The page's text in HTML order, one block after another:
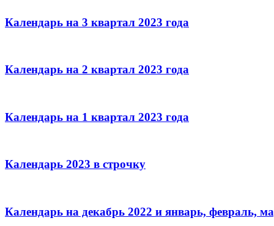
Календарь на 3 квартал 2023 года
Календарь на 2 квартал 2023 года
Календарь на 1 квартал 2023 года
Календарь 2023 в строчку
Календарь на декабрь 2022 и январь, февраль,